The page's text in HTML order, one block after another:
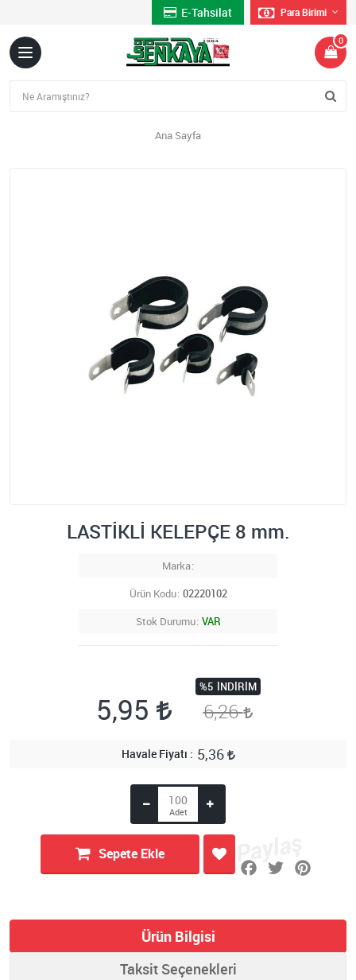
E-Tahsilat Para Birimi
0
Ana Sayfa
LASTİKLİ KELEPÇE 8 mm.
Marka
Ürün Kodu 02220102
Stok Durumu VAR
5,95
%5 İNDIRIM
6,26
Havale Fiyatı 5,36
Sepete Ekle
Ürün Bilgisi
Taksit Seçenekleri